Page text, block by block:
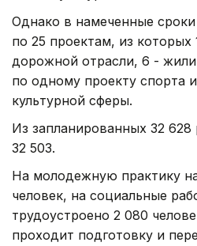
Однако в намеченные
по 25 проектам, из которых
дорожной отрасли, 6 -
по одному проекту спорта
культурной сферы.
Из запланированных 32 628
32 503.
На молодежную практику
человек, на социальные
трудоустроено 2 080
проходит подготовку и